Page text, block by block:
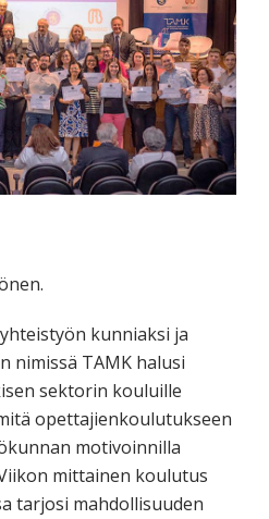
kunniaksi ja
nimissä TAMK halusi
sektorin kouluille
opettajienkoulutukseen
motivoinnilla
mittainen koulutus
tarjosi mahdollisuuden